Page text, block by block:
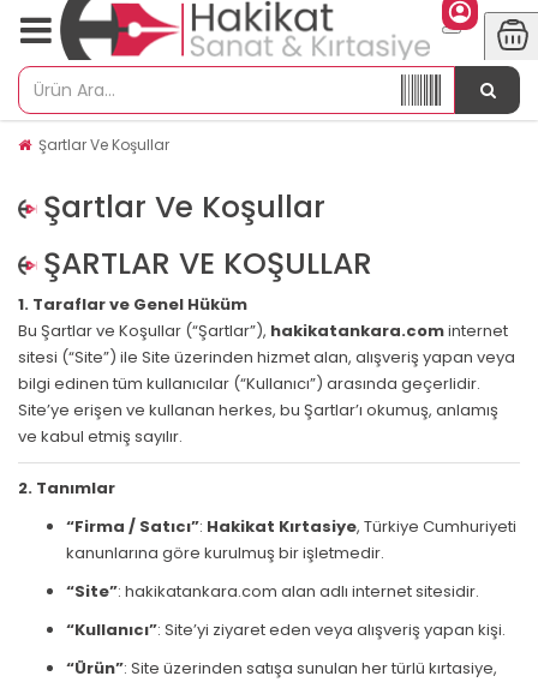
Şartlar Ve Koşullar
Şartlar Ve Koşullar
ŞARTLAR VE KOŞULLAR
1. Taraflar ve Genel Hüküm
Bu Şartlar ve Koşullar (“Şartlar”), hakikatankara.cominternet
sitesi (“Site”) ile Site üzerinden hizmet alan, alışveriş yapan veya
bilgi edinen tüm kullanıcılar (“Kullanıcı”) arasında geçerlidir.
Site’ye erişen ve kullanan herkes, bu Şartlar’ı okumuş, anlamış
ve kabul etmiş sayılır.
2. Tanımlar
“Firma / Satıcı”: Hakikat Kırtasiye, Türkiye Cumhuriyeti
kanunlarına göre kurulmuş bir işletmedir.
“Site”: hakikatankara.com alan adlı internet sitesidir.
“Kullanıcı”: Site’yi ziyaret eden veya alışveriş yapan kişi.
“Ürün”: Site üzerinden satışa sunulan her türlü kırtasiye,